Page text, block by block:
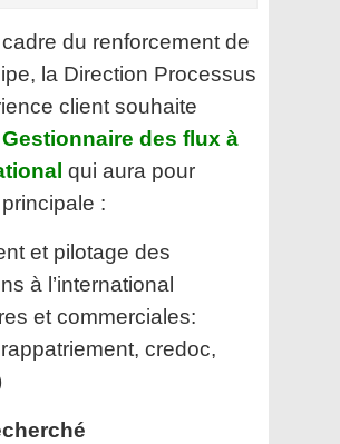
du renforcement de
la Direction Processus
client souhaite
Gestionnaire des flux à
qui aura pour
:
et pilotage des
à l’international
et commerciales:
credoc,